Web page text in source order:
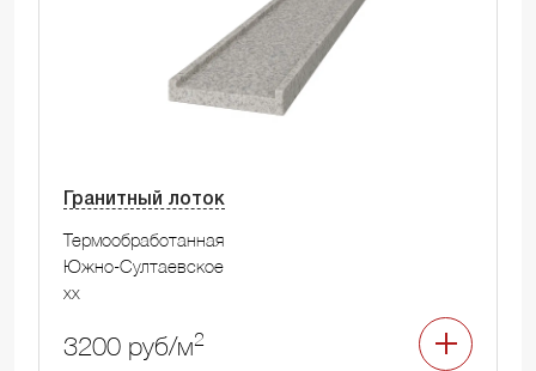
Гранитный лоток
Термообработанная
Южно-Султаевское
xx
3200 руб/м2